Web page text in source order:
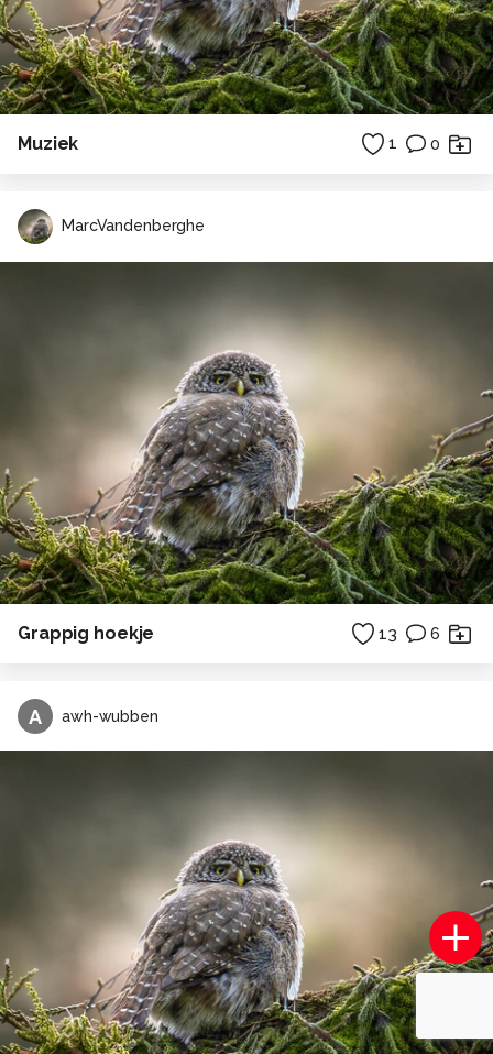
Muziek 1 0
MarcVandenberghe
Grappig hoekje 13 6
A awh-wubben